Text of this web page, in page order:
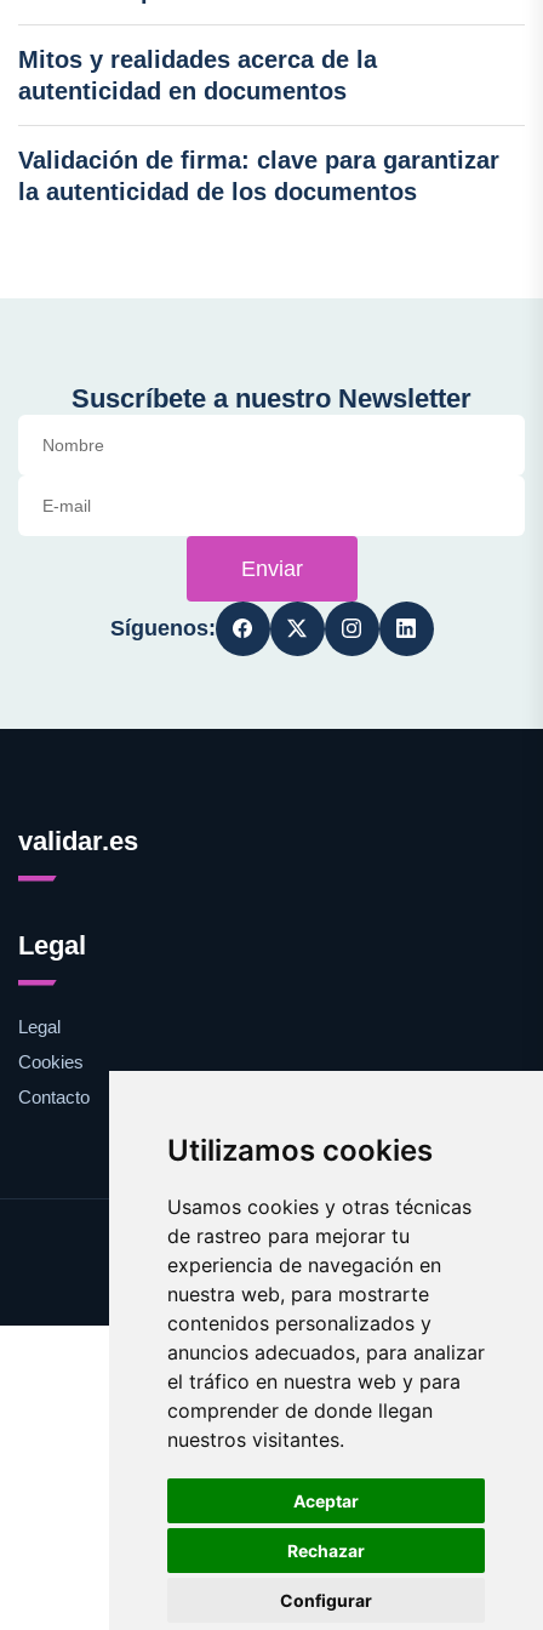
Utilizamos cookies
Usamos cookies y otras técnicas
de rastreo para mejorar tu
experiencia de navegación en
nuestra web, para mostrarte
contenidos personalizados y
anuncios adecuados, para analizar
el tráfico en nuestra web y para
comprender de donde llegan
nuestros visitantes.
Aceptar
Rechazar
Configurar
Mitos y realidades acerca de la
autenticidad en documentos
Validación de firma: clave para garantizar
la autenticidad de los documentos
Suscríbete a nuestro Newsletter
Enviar
Síguenos:
validar.es
Legal
Legal
Cookies
Contacto
Update cookies preferences
Copyright © 2025 validar.es